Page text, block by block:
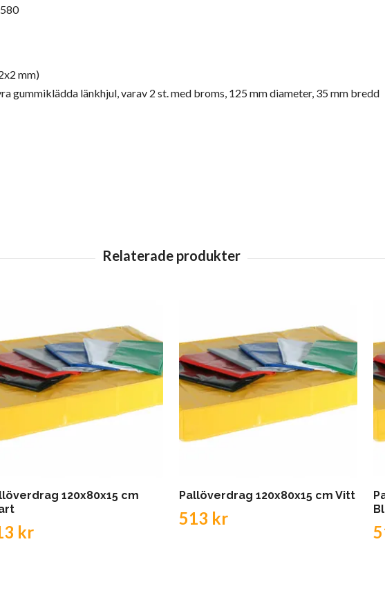
mm)
gummiklädda länkhjul, varav 2 st. med broms, 125 mm diameter, 35 mm bredd
120x80x15 cm
kr
Pallöverdrag 120x80x15 cm Vitt
513 kr